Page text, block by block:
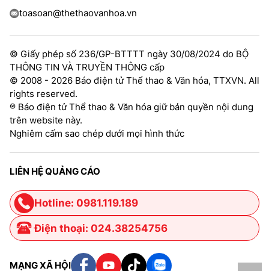
toasoan@thethaovanhoa.vn
© Giấy phép số 236/GP-BTTTT ngày 30/08/2024 do BỘ
THÔNG TIN VÀ TRUYỀN THÔNG cấp
© 2008 - 2026 Báo điện tử Thể thao & Văn hóa, TTXVN. All
rights reserved.
® Báo điện tử Thể thao & Văn hóa giữ bản quyền nội dung
trên website này.
Nghiêm cấm sao chép dưới mọi hình thức
LIÊN HỆ QUẢNG CÁO
Hotline: 0981.119.189
Điện thoại: 024.38254756
MẠNG XÃ HỘI